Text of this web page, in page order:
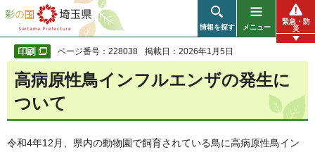
彩の国 埼玉県
情報を探す メニュー
緊急・防
災
ページ番号：228038 掲載日：2026年1月5日
高病原性鳥インフルエンザの発生に
ついて
令和4年12月、県内の動物園で飼育されている鳥に高病原性鳥イン